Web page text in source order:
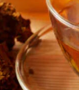
ワーカー
リーラン